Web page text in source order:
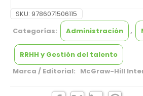
SKU: 9786071506115
Categorías:
Administración ,
RRHH y Gestión del talento
Marca / Editorial: McGraw-Hill